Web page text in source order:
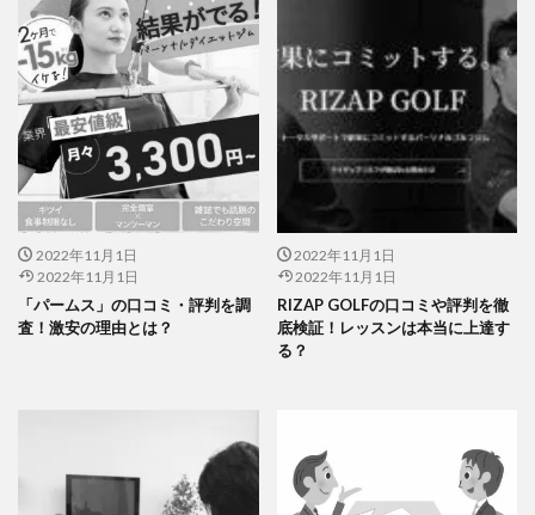
2022年11月1日
2022年11月1日
「パームス」の口コミ・評判を調
査！激安の理由とは？
2022年11月1日
2022年11月1日
RIZAP GOLFの口コミや評判を徹
底検証！レッスンは本当に上達す
る？